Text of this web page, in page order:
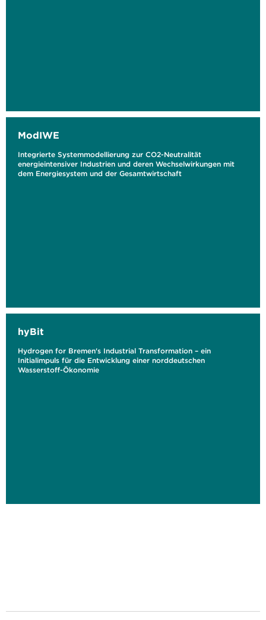
ModIWE
Integrierte Systemmodellierung zur CO2-Neutralität
energieintensiver Industrien und deren Wechselwirkungen mit
dem Energiesystem und der Gesamtwirtschaft
hyBit
Hydrogen for Bremen's Industrial Transformation – ein
Initialimpuls für die Entwicklung einer norddeutschen
Wasserstoff-Ökonomie